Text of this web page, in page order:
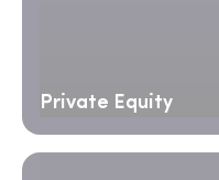
Private Equity